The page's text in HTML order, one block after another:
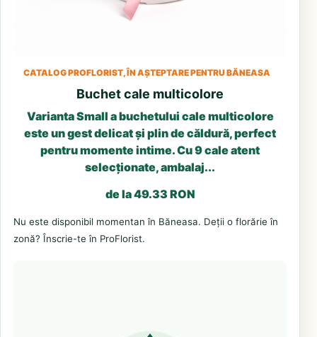
CATALOG PROFLORIST, ÎN AȘTEPTARE PENTRU BĂNEASA
Buchet cale multicolore
Varianta Small a buchetului cale multicolore
este un gest delicat și plin de căldură, perfect
pentru momente intime. Cu 9 cale atent
selecționate, ambalaj...
de la 49.33 RON
Nu este disponibil momentan în Băneasa. Deții o florărie în
zonă? Înscrie-te în ProFlorist.